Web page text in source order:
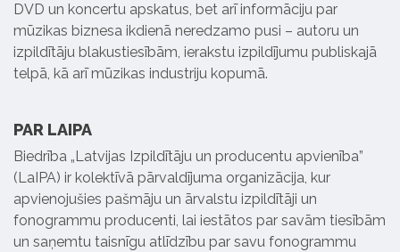
DVD un koncertu apskatus, bet arī informāciju par
mūzikas biznesa ikdienā neredzamo pusi – autoru un
izpildītāju blakustiesībām, ierakstu izpildījumu publiskajā
telpā, kā arī mūzikas industriju kopumā.
PAR LAIPA
Biedrība „Latvijas Izpildītāju un producentu apvienība”
(LaIPA) ir kolektīvā pārvaldījuma organizācija, kur
apvienojušies pašmāju un ārvalstu izpildītāji un
fonogrammu producenti, lai iestātos par savām tiesībām
un saņemtu taisnīgu atlīdzību par savu fonogrammu